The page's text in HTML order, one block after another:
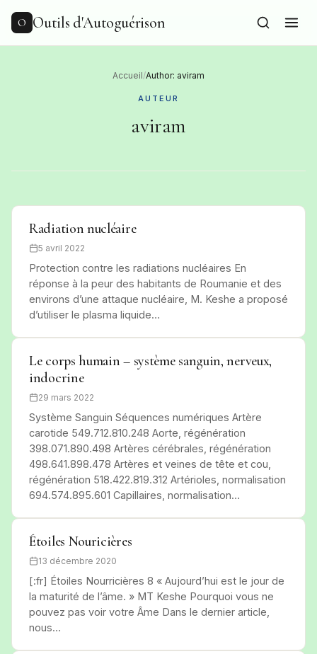
content
O Outils d'Autoguérison
Accueil/Author: aviram
AUTEUR
aviram
Radiation nucléaire
5 avril 2022
Protection contre les radiations nucléaires En
réponse à la peur des habitants de Roumanie et des
environs d’une attaque nucléaire, M. Keshe a proposé
d’utiliser le plasma liquide…
Le corps humain – système sanguin, nerveux,
indocrine
29 mars 2022
Système Sanguin Séquences numériques Artère
carotide 549.712.810.248 Aorte, régénération
398.071.890.498 Artères cérébrales, régénération
498.641.898.478 Artères et veines de tête et cou,
régénération 518.422.819.312 Artérioles, normalisation
694.574.895.601 Capillaires, normalisation…
Étoiles Nouricières
13 décembre 2020
[:fr] Étoiles Nourricières 8 « Aujourd’hui est le jour de
la maturité de l’âme. » MT Keshe Pourquoi vous ne
pouvez pas voir votre Âme Dans le dernier article,
nous…